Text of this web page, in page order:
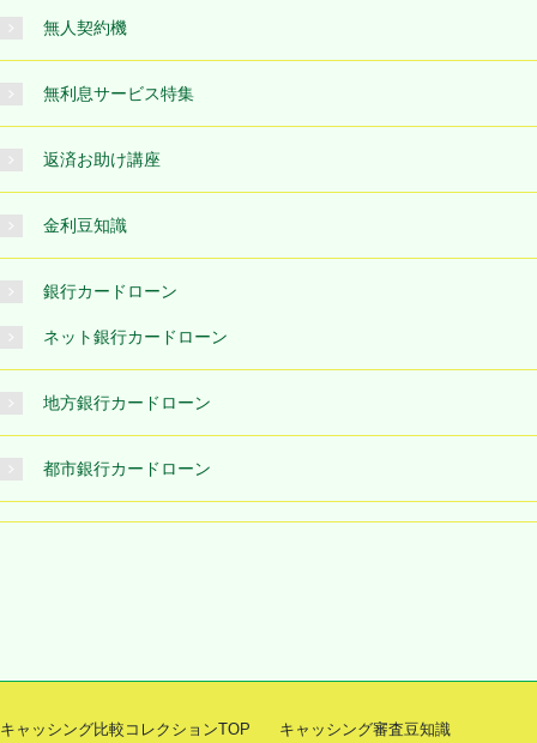
無人契約機
無利息サービス特集
返済お助け講座
金利豆知識
銀行カードローン
ネット銀行カードローン
地方銀行カードローン
都市銀行カードローン
キャッシング比較コレクションTOP キャッシング審査豆知識